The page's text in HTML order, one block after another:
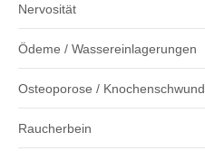
Nervosität
Ödeme / Wassereinlagerungen
Osteoporose / Knochenschwund
Raucherbein